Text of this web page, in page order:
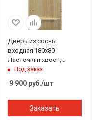
Дверь из сосны
входная 180х80
Ласточкин хвост,
Банный Перец
Под заказ
9 900руб./шт
Заказать